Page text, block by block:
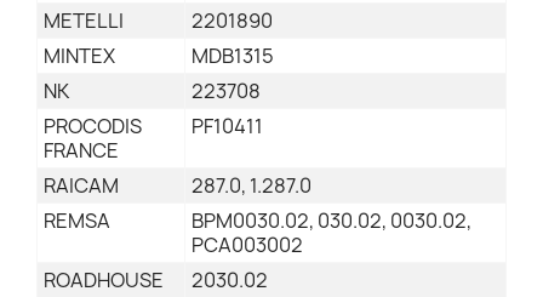
METELLI
2201890
MINTEX
MDB1315
NK
223708
PROCODIS
FRANCE
PF10411
RAICAM
287.0, 1.287.0
REMSA
BPM0030.02, 030.02, 0030.02,
PCA003002
ROADHOUSE
2030.02